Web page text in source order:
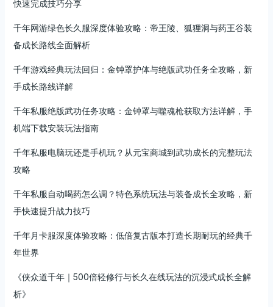
快速完成技巧分享
千年网游绿色长久服深度体验攻略：帝王陵、狐狸洞与药王谷装
备成长路线全面解析
千年游戏经典玩法回归：金钟罩护体与绝版武功任务全攻略，新
手成长路线详解
千年私服绝版武功任务攻略：金钟罩与噬魂枪获取方法详解，手
机端下载安装玩法指南
千年私服电脑玩还是手机玩？从元宝商城到武功成长的完整玩法
攻略
千年私服自动喝药怎么调？特色系统玩法与装备成长全攻略，新
手快速提升战力技巧
千年月卡服深度体验攻略：低倍复古版本打造长期耐玩的经典千
年世界
《侠众道千年｜500倍轻修行与长久在线玩法的沉浸式成长全解
析》